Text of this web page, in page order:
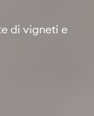
di vigneti e